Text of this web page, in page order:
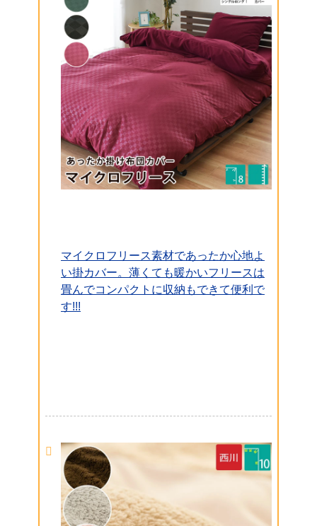
マイクロフリース素材であったか心地よ
い掛カバー。薄くても暖かいフリースは
畳んでコンパクトに収納もできて便利で
す!!!